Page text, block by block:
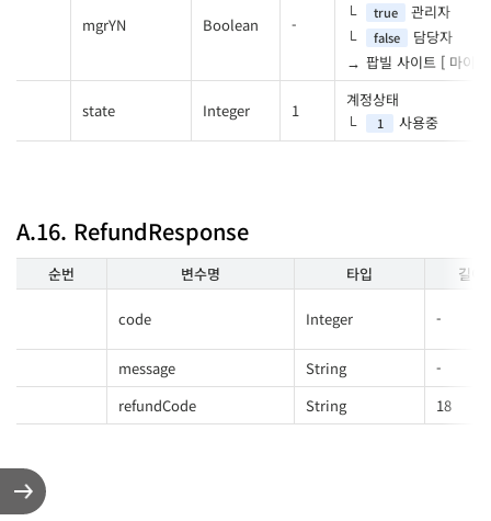
mgrYN Boolean -
true 관리자
false
담당자
팝빌 사이트 [ 마이
state Integer 1
계정상태
1 사용중
A.16. RefundResponse
순번 변수명 타입 길이
code Integer -
message String
-
refundCode
String 18